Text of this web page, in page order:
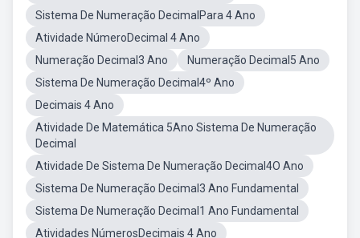
Sistema De Numeração DecimalPara 4 Ano
Atividade NúmeroDecimal 4 Ano
Numeração Decimal3 Ano
Numeração Decimal5 Ano
Sistema De Numeração Decimal4º Ano
Decimais 4 Ano
Atividade De Matemática 5Ano Sistema De Numeração
Decimal
Atividade De Sistema De Numeração Decimal4O Ano
Sistema De Numeração Decimal3 Ano Fundamental
Sistema De Numeração Decimal1 Ano Fundamental
Atividades NúmerosDecimais 4 Ano